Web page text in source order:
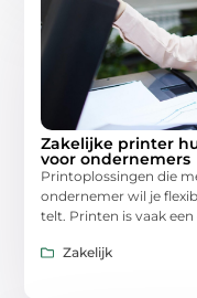
Zakelijke printer
voor ondernemers
Printoplossingen die
ondernemer wil je
telt. Printen is vaak
Zakelijk